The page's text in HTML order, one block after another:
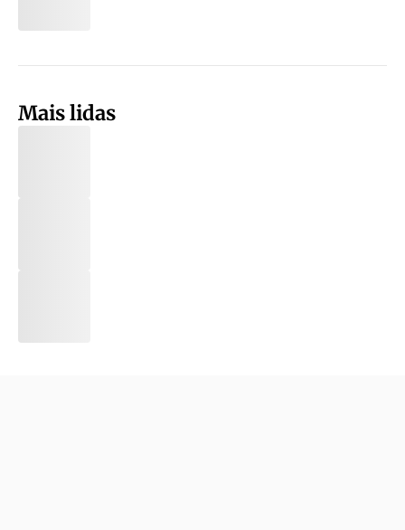
Mais lidas